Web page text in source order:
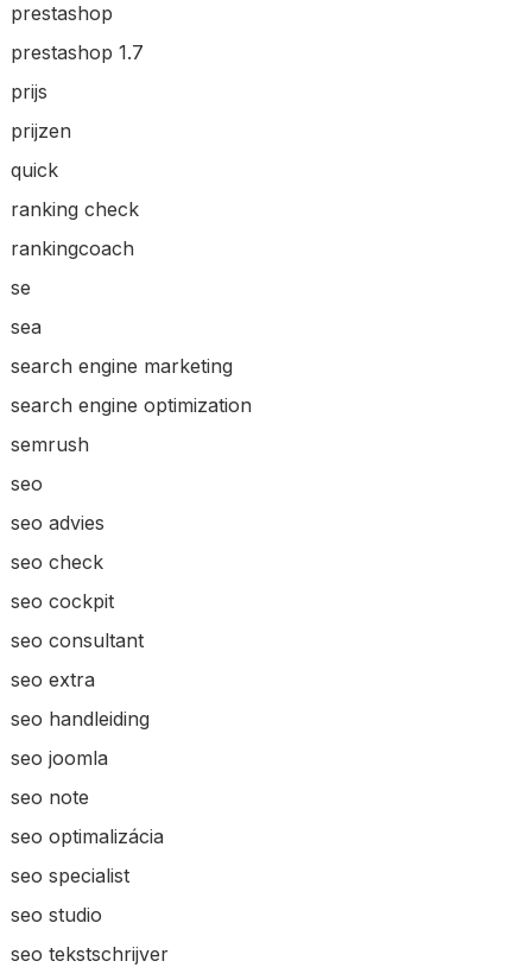
prestashop
prestashop 1.7
prijs
prijzen
quick
ranking check
rankingcoach
se
sea
search engine marketing
search engine optimization
semrush
seo
seo advies
seo check
seo cockpit
seo consultant
seo extra
seo handleiding
seo joomla
seo note
seo optimalizácia
seo specialist
seo studio
seo tekstschrijver